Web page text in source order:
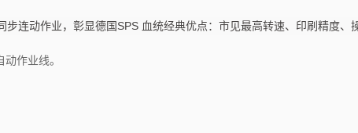
连动作业，彰显德国SPS 血统经典优点：市见最高转速、印刷精度、
作业线。